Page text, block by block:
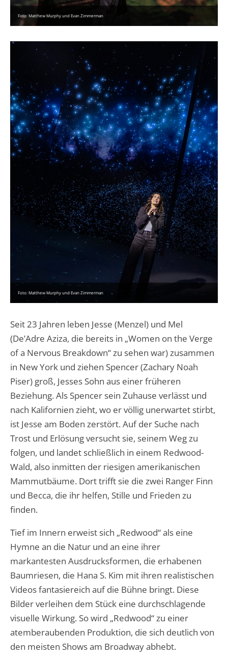
Foto: Matthew Murphy und Evan Zimmerman
Foto: Matthew Murphy und Evan Zimmerman
Seit 23 Jahren leben Jesse (Menzel) und Mel
(De’Adre Aziza, die bereits in „Women on the Verge
of a Nervous Breakdown“ zu sehen war) zusammen
in New York und ziehen Spencer (Zachary Noah
Piser) groß, Jesses Sohn aus einer früheren
Beziehung. Als Spencer sein Zuhause verlässt und
nach Kalifornien zieht, wo er völlig unerwartet stirbt,
ist Jesse am Boden zerstört. Auf der Suche nach
Trost und Erlösung versucht sie, seinem Weg zu
folgen, und landet schließlich in einem Redwood-
Wald, also inmitten der riesigen amerikanischen
Mammutbäume. Dort trifft sie die zwei Ranger Finn
und Becca, die ihr helfen, Stille und Frieden zu
finden.
Tief im Innern erweist sich „Redwood“ als eine
Hymne an die Natur und an eine ihrer
markantesten Ausdrucksformen, die erhabenen
Baumriesen, die Hana S. Kim mit ihren realistischen
Videos fantasiereich auf die Bühne bringt. Diese
Bilder verleihen dem Stück eine durchschlagende
visuelle Wirkung. So wird „Redwood“ zu einer
atemberaubenden Produktion, die sich deutlich von
den meisten Shows am Broadway abhebt.